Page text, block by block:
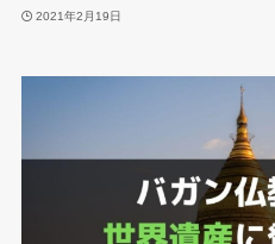
2021年2月19日